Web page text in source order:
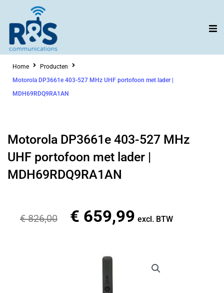
inhoud
Home
Producten
Motorola DP3661e 403-527 MHz UHF portofoon met lader |
MDH69RDQ9RA1AN
Motorola DP3661e 403-527 MHz
UHF portofoon met lader |
MDH69RDQ9RA1AN
€826,00
Oorspronkelijke
€ 826,00.
€ 659,99 Huidige
excl. BTW